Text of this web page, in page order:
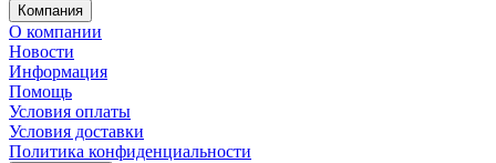
Компания
О компании
Новости
Информация
Помощь
Условия оплаты
Условия доставки
Политика конфиденциальности